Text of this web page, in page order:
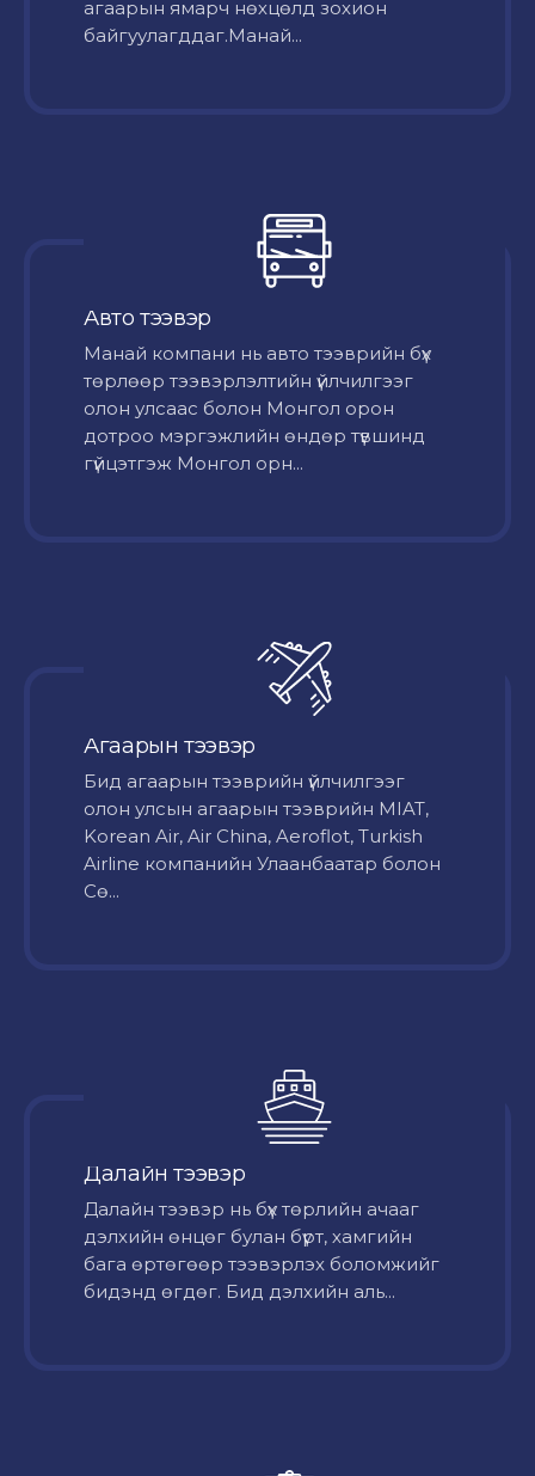
агаарын ямарч нөхцөлд зохион
байгуулагддаг.Манай...
Авто тээвэр
Mанай компани нь авто тээврийн бүх
төрлөөр тээвэрлэлтийн үйлчилгээг
олон улсаас болон Монгол орон
дотроо мэргэжлийн өндөр түвшинд
гүйцэтгэж Монгол орн...
Агаарын тээвэр
Бид агаарын тээврийн үйлчилгээг
олон улсын агаарын тээврийн MIAT,
Korean Air, Air China, Aeroflot, Turkish
Airline компанийн Улаанбаатар болон
Сө...
Далайн тээвэр
Далайн тээвэр нь бүх төрлийн ачааг
дэлхийн өнцөг булан бүрт, хамгийн
бага өртөгөөр тээвэрлэх боломжийг
бидэнд өгдөг. Бид дэлхийн аль...